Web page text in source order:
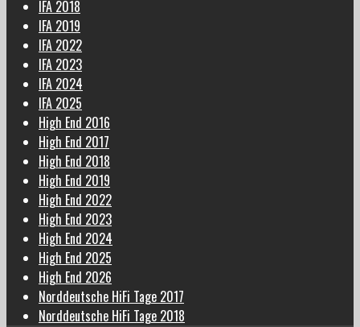
IFA 2018
IFA 2019
IFA 2022
IFA 2023
IFA 2024
IFA 2025
High End 2016
High End 2017
High End 2018
High End 2019
High End 2022
High End 2023
High End 2024
High End 2025
High End 2026
Norddeutsche HiFi Tage 2017
Norddeutsche HiFi Tage 2018